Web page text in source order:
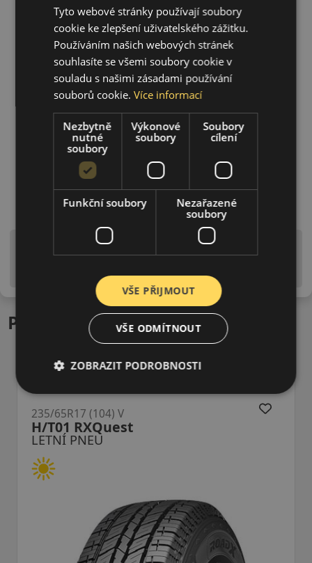
Upozornění! Hodnoty na štítku jsou pouze
informativního charakteru. Mohou být dodány pneumatiky
is EU štítky ve smyslu dosud platné (předchozí) legislativy.
Podobné produkty
LETNÍ PNEU
TR259 SUV AdvanteX XL
235/65R17 (108) V
Tyto webové stránky používají soubory
cookie ke zlepšení uživatelského zážitku.
Používáním našich webových stránek
souhlasíte se všemi soubory cookie v
souladu s našimi zásadami používání
souborů cookie.Více informací
Nezbytně
nutné
soubory
Výkonové
soubory
Soubory
cílení
Funkční soubory
Nezařazené
soubory
VŠE PŘIJMOUT
VŠE ODMÍTNOUT
ZOBRAZIT PODROBNOSTI